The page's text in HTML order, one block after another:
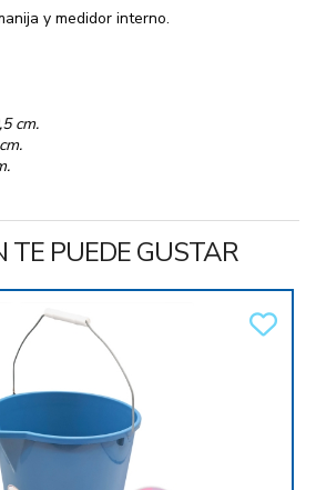
y medidor interno.
cm.
TE PUEDE GUSTAR